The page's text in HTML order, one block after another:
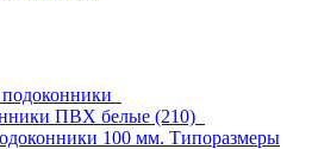
ПВХ белые (210)
100 мм. Типоразмеры